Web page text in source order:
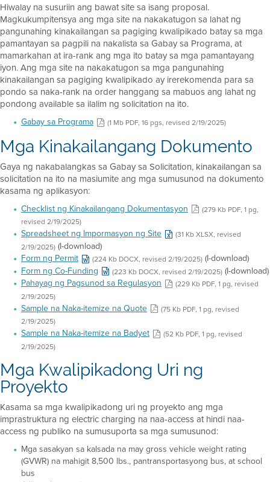
Hiwalay na susuriin ang bawat site sa isang proposal.
Magkukumpitensya ang mga site na nakakatugon sa lahat ng
pangunahing kinakailangan sa pagiging kwalipikado batay sa mga
pamantayan sa pagpili na nakalista sa Gabay sa Programa, at
mamarkahan at ira-rank ang mga ito batay sa mga pamantayang
iyon. Ang mga site na nakakatugon sa mga pangunahing
kinakailangan sa pagiging kwalipikado ay irerekomenda para sa
pondo sa naka-rank na order hanggang sa mabuos ang lahat ng
pondong available sa ilalim ng solicitation na ito.
Gabay sa Programa (1 Mb PDF, 16 pgs, revised 2/19/2025)
Mga Kinakailangang Dokumento
Gaya ng nakabalangkas sa Gabay sa Solicitation, kinakailangan sa
solicitation na ito na masiumite ang mga sumusunod na dokumento
kasama ng aplikasyon:
Checklist ng Kinakailangang Dokumentasyon
(279 Kb PDF, 1 pg,
revised 2/19/2025)
Spreadsheet ng Impormasyon ng Site
(31 Kb XLSX, revised
2/19/2025) (I-download)
Form ng Permit
(224 Kb DOCX, revised 2/19/2025) (I-download)
Form ng Co-Funding
(223 Kb DOCX, revised 2/19/2025) (I-download)
Pahayag ng Pagsunod sa Regulasyon
(229 Kb PDF, 1 pg, revised
2/19/2025)
Sample na Naka-itemize na Quote
(75 Kb PDF, 1 pg, revised
2/19/2025)
Sample na Naka-itemize na Badyet
(52 Kb PDF, 1 pg, revised
2/19/2025)
Mga Kwalipikadong Uri ng
Proyekto
Kasama sa mga kwalipikadong uri ng proyekto ang mga
imprastruktura ng electric charging na naa-access at hindi naa-
access ng publiko na sumusuporta sa mga sumusunod:
Mga sasakyan sa kalsada na may gross vehicle weight rating
(GVWR) na mahigit 8,500 lbs., pantransportasyong bus, at school
bus